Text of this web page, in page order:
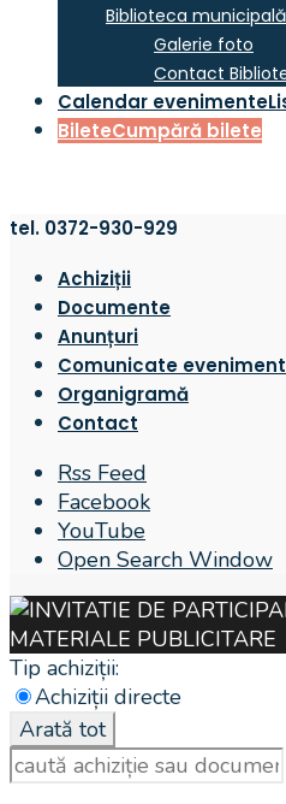
Biblioteca municipală
Galerie foto
Contact
Calendar evenimente
BileteCumpără bilete
tel. 0372-930-929
Achiziții
Documente
Anunțuri
Comunicate
Organigramă
Contact
Rss Feed
Facebook
YouTube
Open Search Window
Tip achiziții:
Achiziții directe